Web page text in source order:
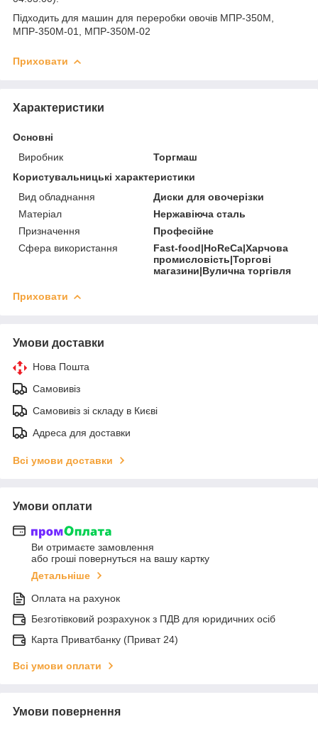
Підходить для машин для переробки овочів МПР-350М,
МПР-350М-01, МПР-350М-02
Приховати
Характеристики
Основні
Виробник
Торгмаш
Користувальницькі характеристики
Вид обладнання
Диски для овочерізки
Матеріал
Нержавіюча сталь
Призначення
Професійне
Сфера використання
Fast-food|HoReCa|Харчова
промисловість|Торгові
магазини|Вулична торгівля
Приховати
Умови доставки
Нова Пошта
Самовивіз
Самовивіз зі складу в Києві
Адреса для доставки
Всі умови доставки
Умови оплати
Ви отримаєте замовлення
або гроші повернуться на вашу картку
Детальніше
Оплата на рахунок
Безготівковий розрахунок з ПДВ для юридичних осіб
Карта Приватбанку (Приват 24)
Всі умови оплати
Умови повернення